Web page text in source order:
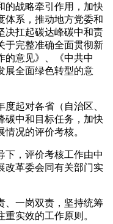
战略牵引作用，加快
体系，推动地方党委和
决扛起碳达峰碳中和责
于完整准确全面贯彻新
的意见》、《中共中
展全面绿色转型的意
起对各省（自治区、
碳中和目标任务，加快
况的评价考核。
，评价考核工作由中
改革委会同有关部门实
一岗双责，坚持统筹
实效的工作原则。